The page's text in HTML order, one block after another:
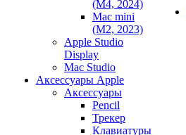
(M4, 2024)
Mac mini
(M2, 2023)
Apple Studio
Display
Mac Studio
Аксессуары Apple
Аксессуары
Pencil
Трекер
Клавиатуры